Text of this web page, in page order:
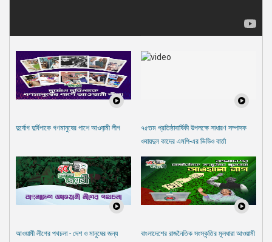
দুর্যোগ দুর্বিপাকে গণমানুষের পাশে আওযা়মী লীগ
৭৫তম প্রতিষ্ঠাবার্ষিকী উপলক্ষে সাধারণ সম্পাদক
ওবায়দুল কাদের এমপি-এর ভিডিও বার্তা
আওয়ামী লীগের পথচলা - দেশ ও মানুষের জন্য
বাংলাদেশের রাজনৈতিক সংস্কৃতির মূলধারা আওয়ামী